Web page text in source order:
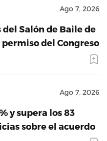
Ago 7, 2026
Salón de Baile de
del Congreso
Ago 7, 2026
y supera los 83
sobre el acuerdo